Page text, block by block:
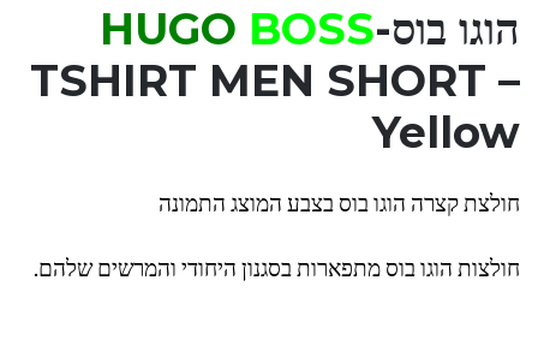
הוגו בוס- HUGO BOSS
TSHIRT MEN SHORT –
Yellow
חולצת קצרה הוגו בוס בצבע המוצג התמונה
חולצות הוגו בוס מתפארות בסגנון היחודי והמרשים שלהם.